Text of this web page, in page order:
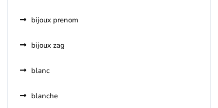
bijoux prenom
bijoux zag
blanc
blanche